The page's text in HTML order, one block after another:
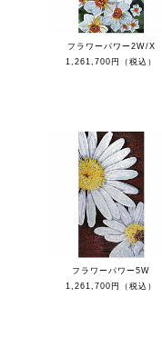
フラワーパワー2W/X
1,261,700円（税込）
フラワーパワー5W
1,261,700円（税込）